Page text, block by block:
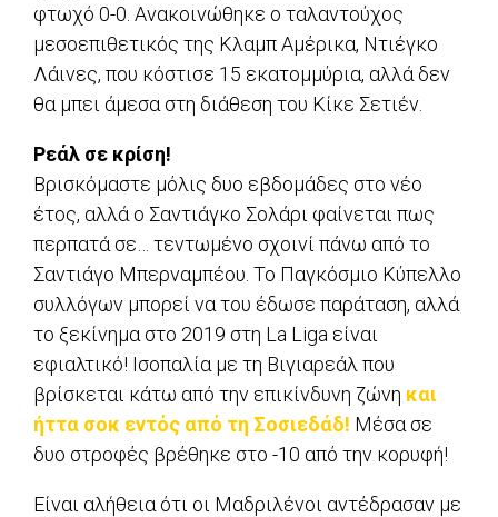
φτωχό 0-0. Ανακοινώθηκε ο ταλαντούχος
μεσοεπιθετικός της Κλαμπ Αμέρικα, Ντιέγκο
Λάινες, που κόστισε 15 εκατομμύρια, αλλά δεν
θα μπει άμεσα στη διάθεση του Κίκε Σετιέν.
Ρεάλ σε κρίση!
Βρισκόμαστε μόλις δυο εβδομάδες στο νέο
έτος, αλλά ο Σαντιάγκο Σολάρι φαίνεται πως
περπατά σε… τεντωμένο σχοινί πάνω από το
Σαντιάγο Μπερναμπέου. Το Παγκόσμιο Κύπελλο
συλλόγων μπορεί να του έδωσε παράταση, αλλά
το ξεκίνημα στο 2019 στη La Liga είναι
εφιαλτικό! Ισοπαλία με τη Βιγιαρεάλ που
βρίσκεται κάτω από την επικίνδυνη ζώνη και
ήττα σοκ εντός από τη Σοσιεδάδ! Μέσα σε
δυο στροφές βρέθηκε στο -10 από την κορυφή!
Είναι αλήθεια ότι οι Μαδριλένοι αντέδρασαν με